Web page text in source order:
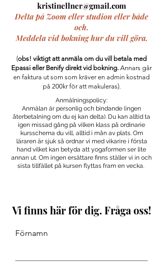
kristinellner@gmail.com
Delta på Zoom eller studion eller både
och.
Meddela vid bokning hur du vill göra.
(obs! viktigt att anmäla om du vill betala med
Epassi eller Benify direkt vid bokning. Annars går
en faktura ut som som kräver en admin kostnad
på 200kr för att makuleras).
Anmälningspolicy:
Anmälan är personlig och bindande (ingen
återbetalning om du ej kan delta). Du kan alltid ta
igen missad gång på vilken klass på ordinarie
kursschema du vill, alltid i mån av plats. Om
läraren är sjuk så ordnar vi med vikarire i första
hand vilket kan betyda att yogaformen ser lite
annan ut. Om ingen ersättare finns ställer vi in och
sista tillfället på kursen flyttas fram en vecka.
Vi finns här för dig. Fråga oss!
Förnamn